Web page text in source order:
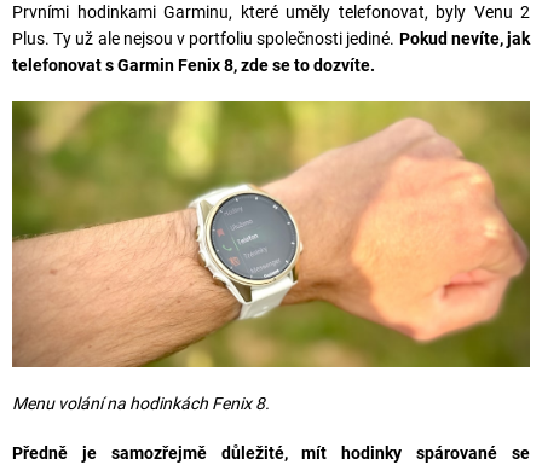
Prvními hodinkami Garminu, které uměly telefonovat, byly Venu 2
Plus. Ty už ale nejsou v portfoliu společnosti jediné. Pokud nevíte, jak
telefonovat s Garmin Fenix 8, zde se to dozvíte.
Menu volání na hodinkách Fenix 8.
Předně je samozřejmě důležité, mít hodinky spárované se